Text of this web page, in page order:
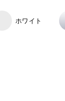
ホワイト